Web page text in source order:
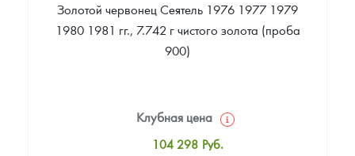
Золотой червонец Сеятель 1976 1977 1979
1980 1981 гг., 7.742 г чистого золота (проба
900)
Клубная цена
104 298 Руб.